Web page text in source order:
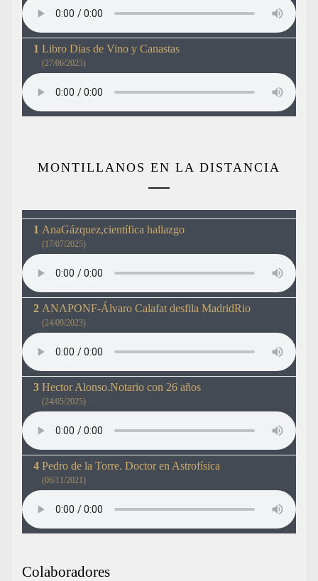
Libro Dias de Vino y Canastas
(27/06/2025)
MONTILLANOS EN LA DISTANCIA
AnaGázquez,científica hallazgo
(17/07/2025)
ANAPONF-Álvaro Calafat desfila MadridRio
(24/09/2023)
Hector Alonso.Notario con 26 años
(24/05/2025)
Pedro de la Torre. Doctor en Astrofísica
(06/11/2021)
Colaboradores